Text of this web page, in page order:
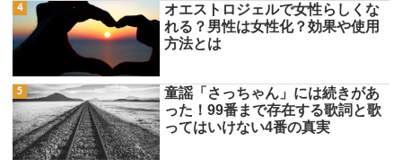
オエストロジェルで女性らしくな
れる？男性は女性化？効果や使用
方法とは
童謡「さっちゃん」には続きがあ
った！99番まで存在する歌詞と歌
ってはいけない4番の真実